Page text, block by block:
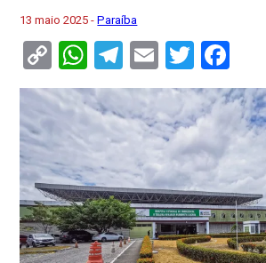
13 maio 2025 -Paraíba
Copy
Link
WhatsApp
Telegram
EmailTwitter